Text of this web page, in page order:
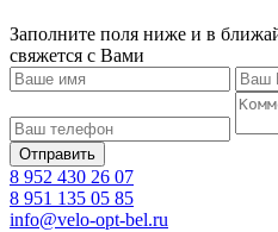
Заполните поля ниже и в
свяжется с Вами
8 952 430 26 07
8 951 135 05 85
info@velo-opt-bel.ru